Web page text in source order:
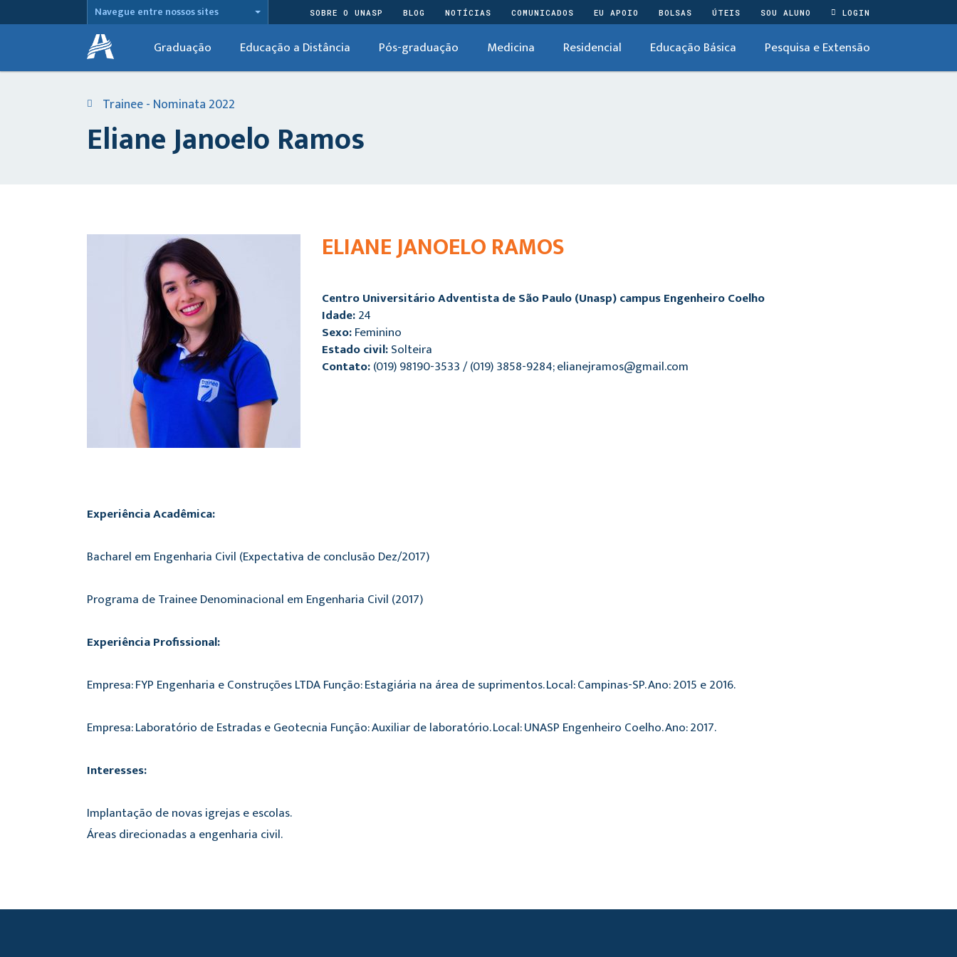
Navegue entre nossos sites SOBRE O UNASP BLOG NOTÍCIAS COMUNICADOS EU APOIO BOLSAS ÚTEIS SOU ALUNO LOGIN
Graduação Educação a Distância Pós-graduação Medicina Residencial Educação Básica Pesquisa e Extensão
Trainee - Nominata 2022
Eliane Janoelo Ramos
ELIANE JANOELO RAMOS
Centro Universitário Adventista de São Paulo (Unasp) campus Engenheiro Coelho
Idade:24
Sexo:Feminino
Estado civil:Solteira
Contato:(019) 98190-3533 / (019) 3858-9284; elianejramos@gmail.com
Experiência Acadêmica:
Bacharel em Engenharia Civil (Expectativa de conclusão Dez/2017)
Programa de Trainee Denominacional em Engenharia Civil (2017)
Experiência Profissional:
Empresa: FYP Engenharia e Construções LTDA Função: Estagiária na área de suprimentos. Local: Campinas-SP. Ano: 2015 e 2016.
Empresa: Laboratório de Estradas e Geotecnia Função: Auxiliar de laboratório. Local: UNASP Engenheiro Coelho. Ano: 2017.
Interesses:
Implantação de novas igrejas e escolas.
Áreas direcionadas a engenharia civil.